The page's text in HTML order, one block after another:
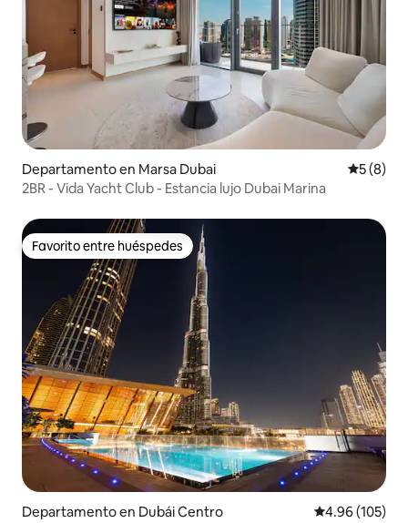
Departamento en Marsa Dubai
5 (8)
2BR - Vida Yacht Club - Estancia lujo Dubai Marina
Favorito entre huéspedes
Favorito entre huéspedes
Departamento en Dubái Centro Calificación
4.96 (105)